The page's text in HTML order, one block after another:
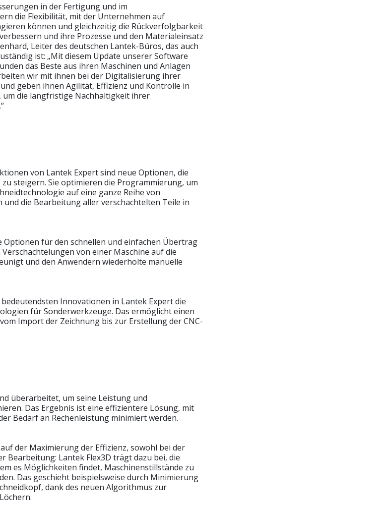
in der Fertigung und im
die Flexibilität, mit der Unternehmen auf
können und gleichzeitig die Rückverfolgbarkeit
und ihre Prozesse und den Materialeinsatz
Leiter des deutschen Lantek-Büros, das auch
ist: „Mit diesem Update unserer Software
das Beste aus ihren Maschinen und Anlagen
wir mit ihnen bei der Digitalisierung ihrer
geben ihnen Agilität, Effizienz und Kontrolle in
die langfristige Nachhaltigkeit ihrer
von Lantek Expert sind neue Optionen, die
steigern. Sie optimieren die Programmierung, um
auf eine ganze Reihe von
und die Bearbeitung aller verschachtelten Teile in
Optionen für den schnellen und einfachen Übertrag
von einer Maschine auf die
und den Anwendern wiederholte manuelle
Innovationen in Lantek Expert die
für Sonderwerkzeuge. Das ermöglicht einen
Import der Zeichnung bis zur Erstellung der CNC-
überarbeitet, um seine Leistung und
Das Ergebnis ist eine effizientere Lösung, mit
Bedarf an Rechenleistung minimiert werden.
der Maximierung der Effizienz, sowohl bei der
Bearbeitung: Lantek Flex3D trägt dazu bei, die
es Möglichkeiten findet, Maschinenstillstände zu
Das geschieht beispielsweise durch Minimierung
dank des neuen Algorithmus zur